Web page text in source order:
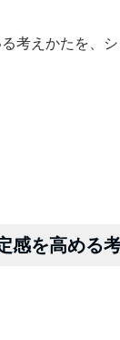
考えかたを、シ
感を高める